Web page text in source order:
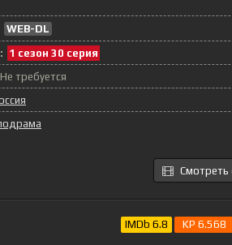
WEB-DL
1 сезон 30 серия
Не требуется
Смотреть
IMDb 6.8 KP 6.568